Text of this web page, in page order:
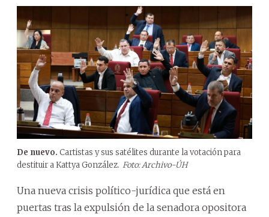
De nuevo. Cartistas y sus satélites durante la votación para
destituir a Kattya González. Foto: Archivo-ÚH
Una nueva crisis político-jurídica que está en
puertas tras la expulsión de la senadora opositora